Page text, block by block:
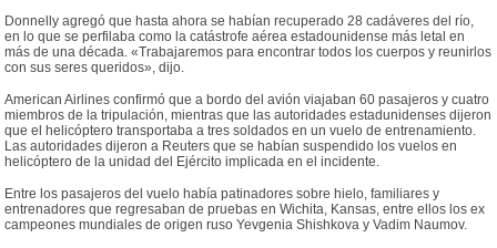
Donnelly agregó que hasta ahora se habían recuperado 28 cadáveres del río,
en lo que se perfilaba como la catástrofe aérea estadounidense más letal en
más de una década. «Trabajaremos para encontrar todos los cuerpos y reunirlos
con sus seres queridos», dijo.
American Airlines confirmó que a bordo del avión viajaban 60 pasajeros y cuatro
miembros de la tripulación, mientras que las autoridades estadunidenses dijeron
que el helicóptero transportaba a tres soldados en un vuelo de entrenamiento.
Las autoridades dijeron a Reuters que se habían suspendido los vuelos en
helicóptero de la unidad del Ejército implicada en el incidente.
Entre los pasajeros del vuelo había patinadores sobre hielo, familiares y
entrenadores que regresaban de pruebas en Wichita, Kansas, entre ellos los ex
campeones mundiales de origen ruso Yevgenia Shishkova y Vadim Naumov.